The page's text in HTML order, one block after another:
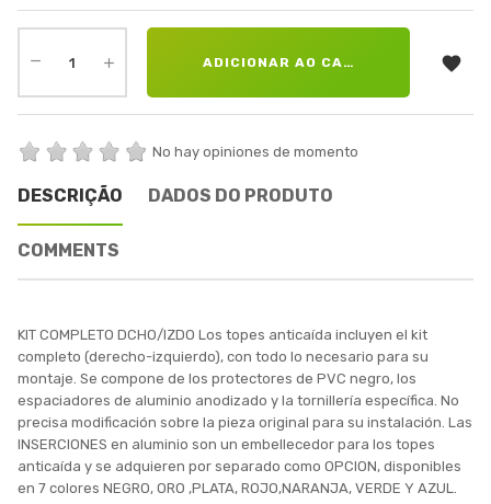
ADICIONAR AO CARRINHO 
No hay opiniones de momento
DESCRIÇÃO DADOS DO PRODUTO
COMMENTS
KIT COMPLETO DCHO/IZDO Los topes anticaída incluyen el kit
completo (derecho-izquierdo), con todo lo necesario para su
montaje. Se compone de los protectores de PVC negro, los
espaciadores de aluminio anodizado y la tornillería específica. No
precisa modificación sobre la pieza original para su instalación. Las
INSERCIONES en aluminio son un embellecedor para los topes
anticaída y se adquieren por separado como OPCION, disponibles
en 7 colores NEGRO, ORO ,PLATA, ROJO,NARANJA, VERDE Y AZUL.